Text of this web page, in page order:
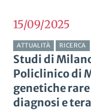
15/092025
ATTUALITÀ RICERCA
Studi di
Policlinico di
genetiche
diagnosi e